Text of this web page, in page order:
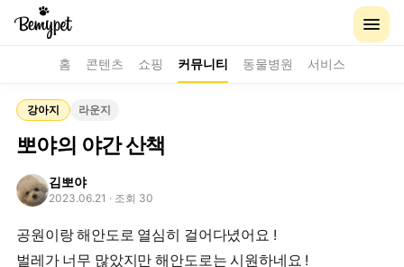
홈 콘텐츠 쇼핑 커뮤니티 동물병원 서비스
강아지 라운지
뽀야의 야간 산책
김뽀야
2023.06.21 · 조회 30
공원이랑 해안도로 열심히 걸어다녔어요 !
벌레가 너무 많았지만 해안도로는 시원하네요 !